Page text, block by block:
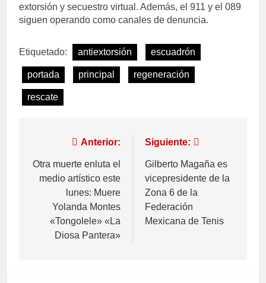
extorsión y secuestro virtual. Además, el 911 y el 089
siguen operando como canales de denuncia.
Etiquetado: antiextorsión escuadrón
portada principal regeneración
rescate
Anterior:
Otra muerte enluta el
medio artístico este
lunes: Muere
Yolanda Montes
«Tongolele» «La
Diosa Pantera»
Siguiente:
Gilberto Magaña es
vicepresidente de la
Zona 6 de la
Federación
Mexicana de Tenis